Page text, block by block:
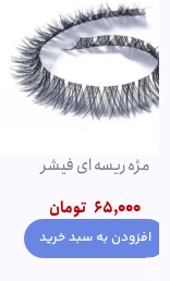
پنکک مهرونا
350,000 تومان345,000
انتخاب گزینه ها